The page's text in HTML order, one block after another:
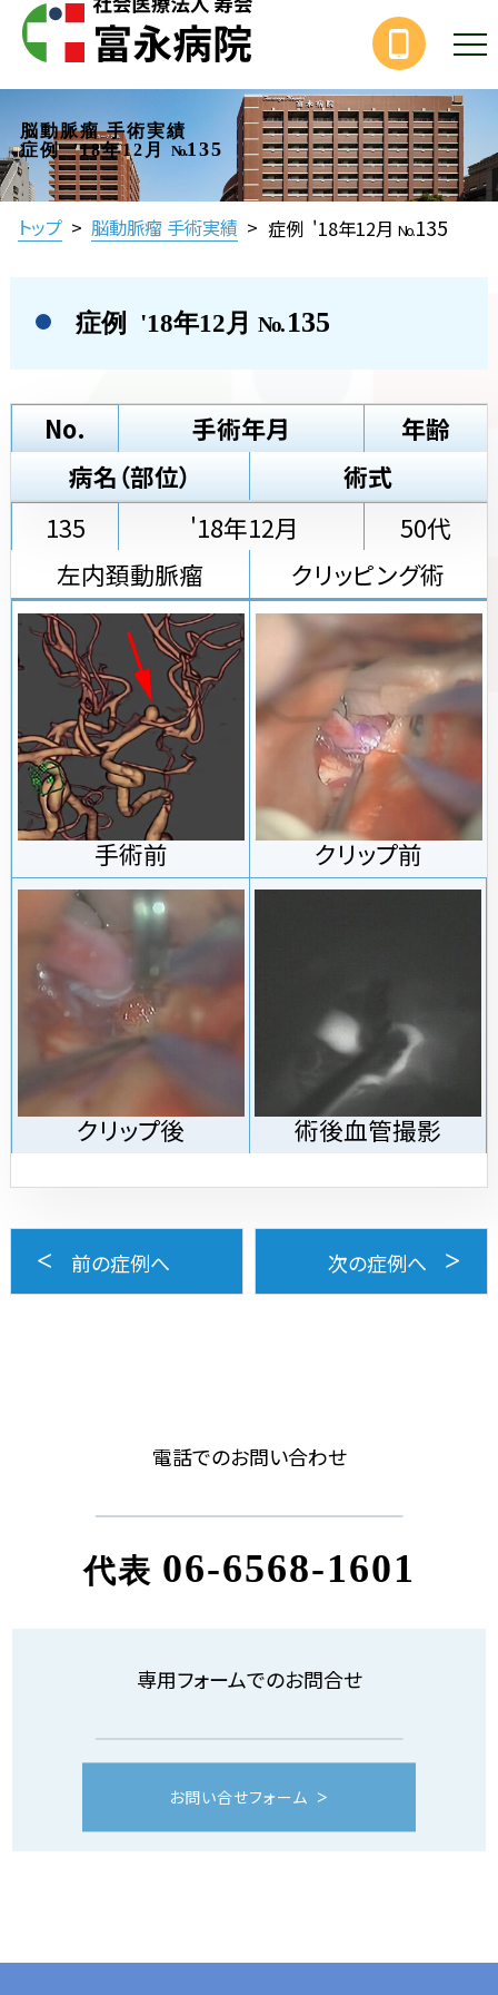
脳動脈瘤 手術実績
症例 '18年12月
No.135
トップ > 脳動脈瘤 手術実績 > 症例 '18年12月 No.135
症例 '18年12月 No.135
No. 手術年月
年齢
病名（部位）
術式
135
'18年12月
50代
左内頚動脈瘤
クリッピング術
手術前 クリップ前
クリップ後 術後血管撮影
前の症例へ 次の症例へ
電話でのお問い合わせ
代表 06-6568-1601
専用フォームでのお問合せ
お問い合せフォーム